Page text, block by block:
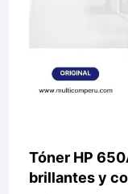
Tóner HP
brillantes y